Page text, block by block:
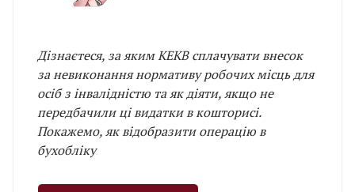
Дізнаєтеся, за яким КЕКВ сплачувати внесок
за невиконання нормативу робочих місць для
осіб з інвалідністю та як діяти, якщо не
передбачили ці видатки в кошторисі.
Покажемо, як відобразити операцію в
бухобліку